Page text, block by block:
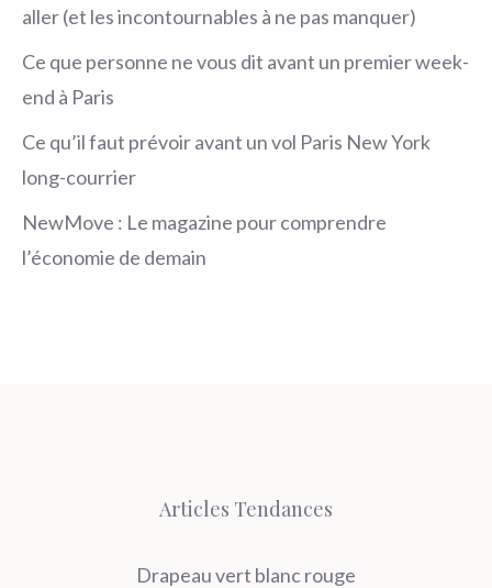
aller (et les incontournables à ne pas manquer)
Ce que personne ne vous dit avant un premier week-
end à Paris
Ce qu’il faut prévoir avant un vol Paris New York
long-courrier
NewMove : Le magazine pour comprendre
l’économie de demain
Articles Tendances
Drapeau vert blanc rouge